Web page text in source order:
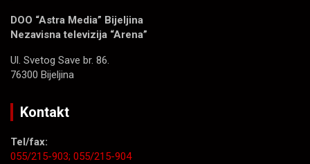
DOO “Astra Media” Bijeljina
Nezavisna televizija “Arena”
Ul. Svetog Save br. 86.
76300 Bijeljina
Kontakt
Tel/fax:
055/215-903; 055/215-904